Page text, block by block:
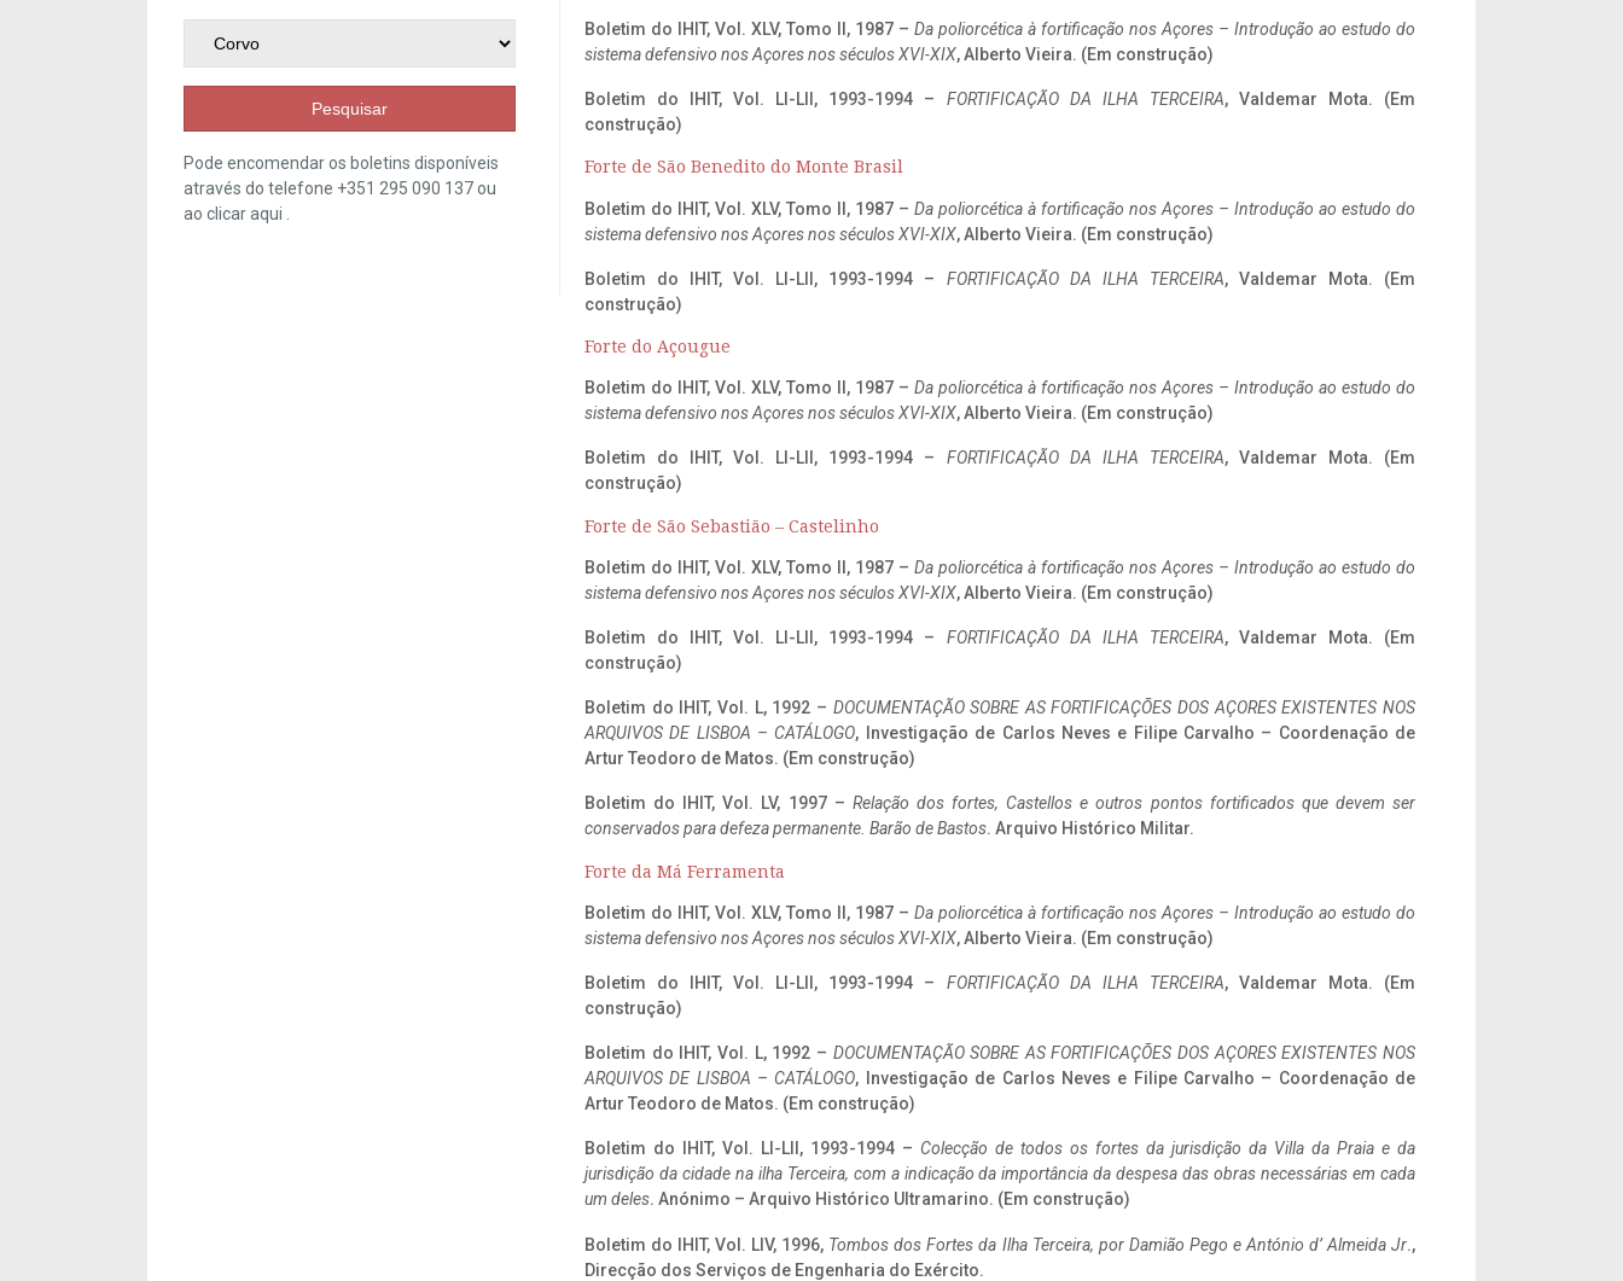
Pesquisar
Pode encomendar os boletins disponíveis
através do telefone +351 295 090 137 ou
ao clicaraqui
Boletim do IHIT, Vol. XLV, Tomo II, 1987 – Da poliorcética à fortificação nos Açores – Introdução ao estudo do
sistema defensivo nos Açores nos séculos XVI-XIX, Alberto Vieira. (Em construção)
Boletim do IHIT, Vol. LI-LII, 1993-1994 – FORTIFICAÇÃO DA ILHA TERCEIRA, Valdemar Mota. (Em
construção)
Forte de São Benedito do Monte Brasil
Boletim do IHIT, Vol. XLV, Tomo II, 1987 – Da poliorcética à fortificação nos Açores – Introdução ao estudo do
sistema defensivo nos Açores nos séculos XVI-XIX, Alberto Vieira. (Em construção)
Boletim do IHIT, Vol. LI-LII, 1993-1994 – FORTIFICAÇÃO DA ILHA TERCEIRA, Valdemar Mota. (Em
construção)
Forte do Açougue
Boletim do IHIT, Vol. XLV, Tomo II, 1987 – Da poliorcética à fortificação nos Açores – Introdução ao estudo do
sistema defensivo nos Açores nos séculos XVI-XIX, Alberto Vieira. (Em construção)
Boletim do IHIT, Vol. LI-LII, 1993-1994 – FORTIFICAÇÃO DA ILHA TERCEIRA, Valdemar Mota. (Em
construção)
Forte de São Sebastião – Castelinho
Boletim do IHIT, Vol. XLV, Tomo II, 1987 – Da poliorcética à fortificação nos Açores – Introdução ao estudo do
sistema defensivo nos Açores nos séculos XVI-XIX, Alberto Vieira. (Em construção)
Boletim do IHIT, Vol. LI-LII, 1993-1994 – FORTIFICAÇÃO DA ILHA TERCEIRA, Valdemar Mota. (Em
construção)
Boletim do IHIT, Vol. L, 1992 – DOCUMENTAÇÃO SOBRE AS FORTIFICAÇÕES DOS AÇORES EXISTENTES NOS
ARQUIVOS DE LISBOA – CATÁLOGO, Investigação de Carlos Neves e Filipe Carvalho – Coordenação de
Artur Teodoro de Matos. (Em construção)
Boletim do IHIT, Vol. LV, 1997 – Relação dos fortes, Castellos e outros pontos fortificados que devem ser
conservados para defeza permanente. Barão de Bastos. Arquivo Histórico Militar.
Forte da Má Ferramenta
Boletim do IHIT, Vol. XLV, Tomo II, 1987 – Da poliorcética à fortificação nos Açores – Introdução ao estudo do
sistema defensivo nos Açores nos séculos XVI-XIX, Alberto Vieira. (Em construção)
Boletim do IHIT, Vol. LI-LII, 1993-1994 – FORTIFICAÇÃO DA ILHA TERCEIRA, Valdemar Mota. (Em
construção)
Boletim do IHIT, Vol. L, 1992 – DOCUMENTAÇÃO SOBRE AS FORTIFICAÇÕES DOS AÇORES EXISTENTES NOS
ARQUIVOS DE LISBOA – CATÁLOGO, Investigação de Carlos Neves e Filipe Carvalho – Coordenação de
Artur Teodoro de Matos. (Em construção)
Boletim do IHIT, Vol. LI-LII, 1993-1994 – Colecção de todos os fortes da jurisdição da Villa da Praia e da
jurisdição da cidade na ilha Terceira, com a indicação da importância da despesa das obras necessárias em cada
um deles. Anónimo – Arquivo Histórico Ultramarino. (Em construção)
Boletim do IHIT, Vol. LIV, 1996, Tombos dos Fortes da Ilha Terceira, por Damião Pego e António d’ Almeida Jr.,
Direcção dos Serviços de Engenharia do Exército.